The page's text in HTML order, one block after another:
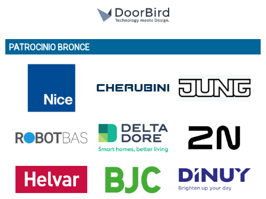
PATROCINIO BRONCE